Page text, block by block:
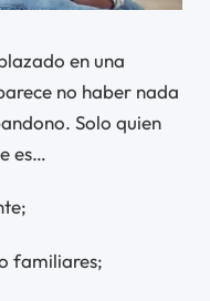
en una
no haber nada
Solo quien
es…
familiares;